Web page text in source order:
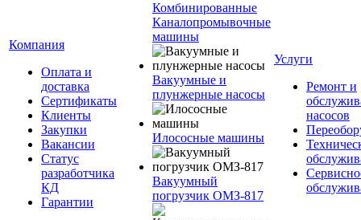
Компания
Оплата и
доставка
Сертификаты
Клиенты
Закупки
Вакансии
Статус
разработчика
КД
Гарантии
Комбинированные
Каналопромывочные
машины
Вакуумные и
плунжерные насосы
Илососные машины
Вакуумный
погрузчик ОМЗ-817
Услуги
Ремонт и
насосов